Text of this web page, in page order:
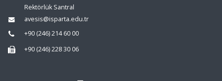
Rektörlük Santral
avesis@isparta.edu.tr
+90 (246) 214 60 00
+90 (246) 228 30 06